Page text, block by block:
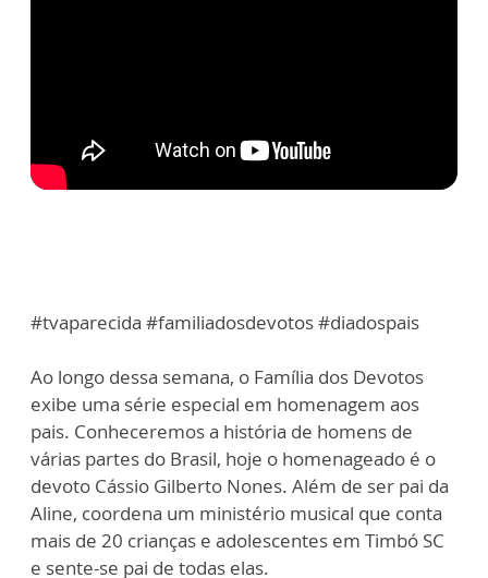
#tvaparecida #familiadosdevotos #diadospais
Ao longo dessa semana, o Família dos Devotos
exibe uma série especial em homenagem aos
pais. Conheceremos a história de homens de
várias partes do Brasil, hoje o homenageado é o
devoto Cássio Gilberto Nones. Além de ser pai da
Aline, coordena um ministério musical que conta
mais de 20 crianças e adolescentes em Timbó SC
e sente-se pai de todas elas.